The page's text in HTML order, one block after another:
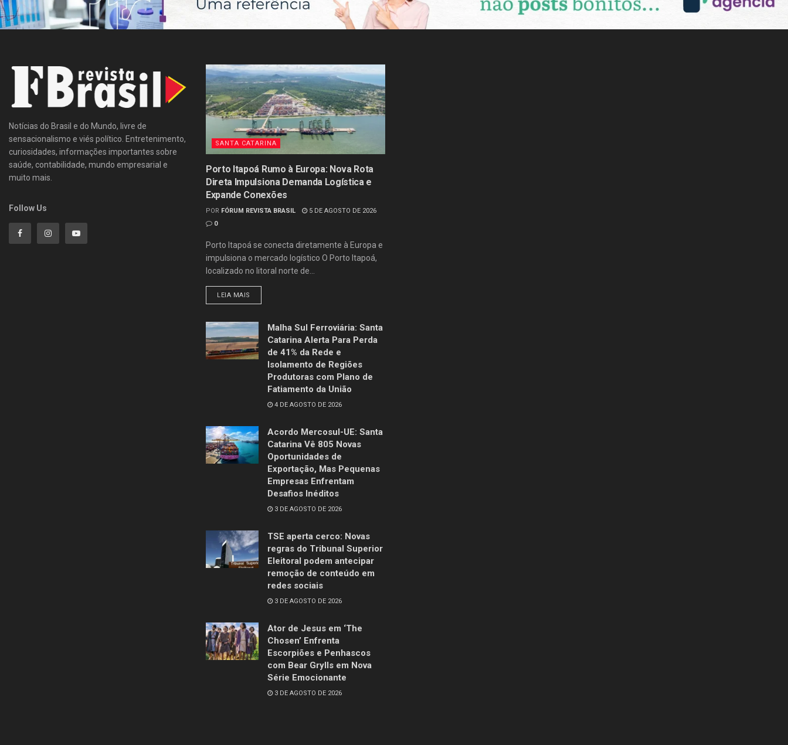
Notícias do Brasil e do Mundo, livre de
sensacionalismo e viés político. Entretenimento,
curiosidades, informações importantes sobre
saúde, contabilidade, mundo empresarial e
muito mais.
Follow Us
SANTA CATARINA
Porto Itapoá Rumo à Europa: Nova Rota
Direta Impulsiona Demanda Logística e
Expande Conexões
POR FÓRUM REVISTA BRASIL
5 DE AGOSTO DE 2026
0
Porto Itapoá se conecta diretamente à Europa e
impulsiona o mercado logístico O Porto Itapoá,
localizado no litoral norte de...
LEIA MAIS
Malha Sul Ferroviária: Santa
Catarina Alerta Para Perda
de 41% da Rede e
Isolamento de Regiões
Produtoras com Plano de
Fatiamento da União
4 DE AGOSTO DE 2026
Acordo Mercosul-UE: Santa
Catarina Vê 805 Novas
Oportunidades de
Exportação, Mas Pequenas
Empresas Enfrentam
Desafios Inéditos
3 DE AGOSTO DE 2026
TSE aperta cerco: Novas
regras do Tribunal Superior
Eleitoral podem antecipar
remoção de conteúdo em
redes sociais
3 DE AGOSTO DE 2026
Ator de Jesus em ‘The
Chosen’ Enfrenta
Escorpiões e Penhascos
com Bear Grylls em Nova
Série Emocionante
3 DE AGOSTO DE 2026